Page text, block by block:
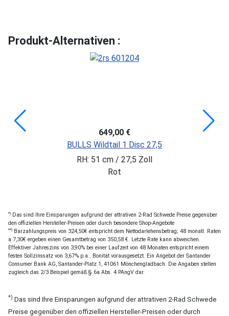
Produkt-Alternativen :
649,00 €
BULLS Wildtail 1 Disc 27,5
RH: 51 cm / 27,5 Zoll
Rot
*) Das sind Ihre Einsparungen aufgrund der attrativen 2-Rad Schwede Preise gegenüber
den offiziellen Hersteller-Preisen oder durch besondere Shop-Angebote
**) Barzahlungspreis von 324,50€ entspricht dem Nettodarlehensbetrag; 48 monatl. Raten
a 7,30€ ergeben einen Gesamtbetrag von 350,58 €. Letzte Rate kann abweichen.
Effektiver Jahreszins von 3,90% bei einer Laufzeit von 48 Monaten entspricht einem
festen Sollzinssatz von 3,67% p.a.. Bonität vorausgesetzt. Ein Angebot der Santander
Consumer Bank AG, Santander-Platz 1, 41061 Mönchengladbach. Die Angaben stellen
zugleich das 2/3 Beispiel gemäß § 6a Abs. 4 PAngV dar.
*) Das sind Ihre Einsparungen aufgrund der attrativen 2-Rad Schwede
Preise gegenüber den offiziellen Hersteller-Preisen oder durch